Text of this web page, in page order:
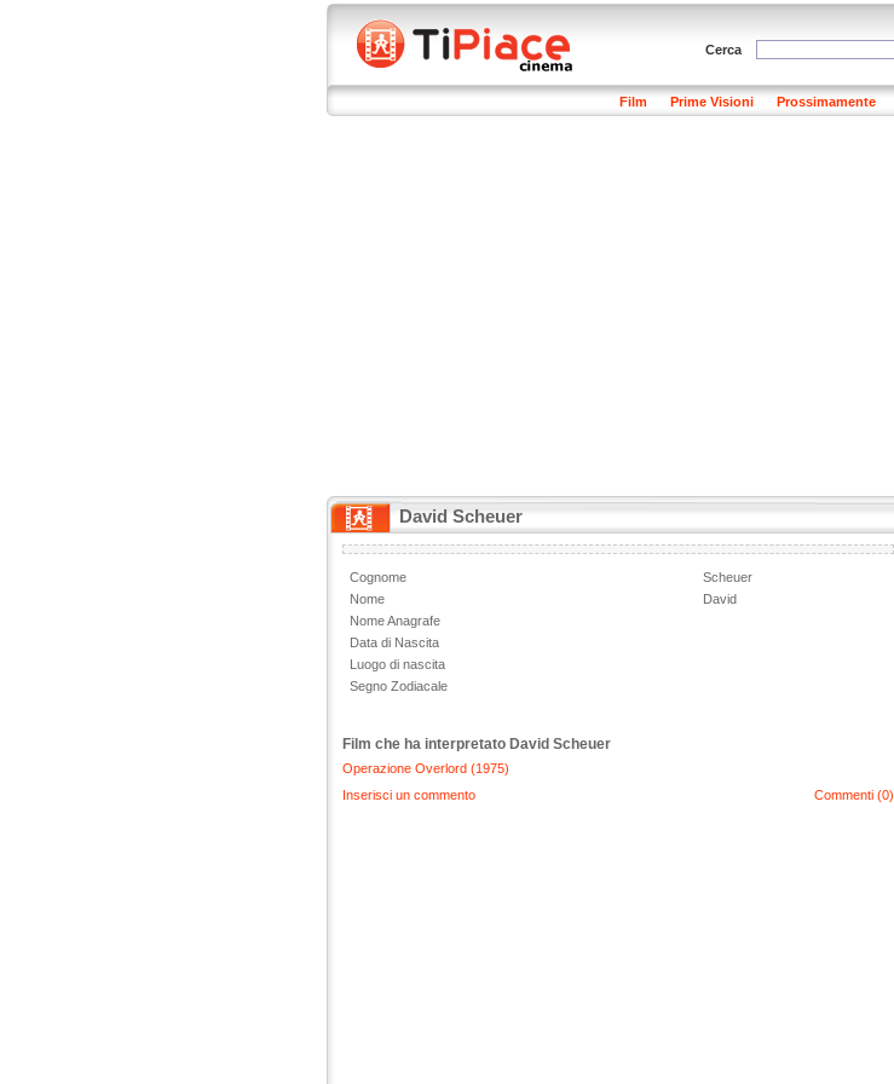
Cerca
Film Prime Visioni Prossimamente
David Scheuer
Cognome
Scheuer
Nome
David
Nome Anagrafe
Data di Nascita
Luogo di nascita
Segno Zodiacale
Film che ha interpretato David Scheuer
Operazione Overlord (1975)
Commenti (0)
Inserisci un commento